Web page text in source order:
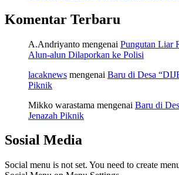
Komentar Terbaru
A.Andriyanto mengenai Pungutan Liar
Alun-alun Dilaporkan ke Polisi
lacaknews mengenai Baru di Desa
Piknik
Mikko warastama mengenai Baru di
Jenazah Piknik
Sosial Media
Social menu is not set. You need to create